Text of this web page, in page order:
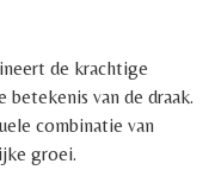
de krachtige
van de draak.
combinatie van
groei.